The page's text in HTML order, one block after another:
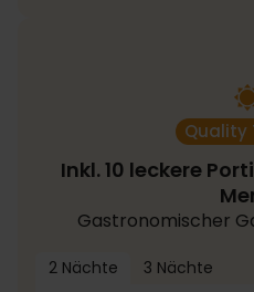
Quality
Inkl. 10 leckere
Gastronomischer
2 Nächte 3 Nächte